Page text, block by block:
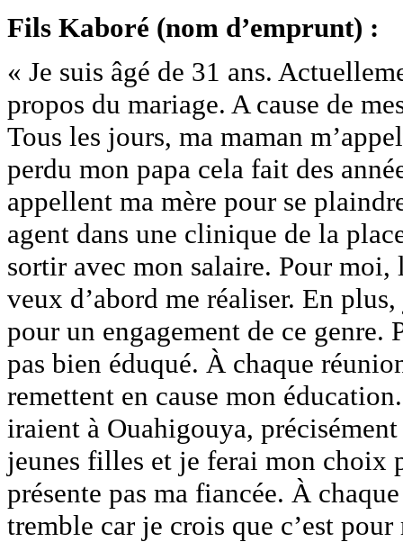
Fils Kaboré (nom d’emprunt) :
« Je suis âgé de 31 ans.
propos du mariage. A cause de
Tous les jours, ma maman
perdu mon papa cela fait des
appellent ma mère pour se
agent dans une clinique de la
sortir avec mon salaire. Pour moi,
veux d’abord me réaliser. En
pour un engagement de ce genre.
pas bien éduqué. À chaque
remettent en cause mon
iraient à Ouahigouya,
jeunes filles et je ferai mon choix
présente pas ma fiancée. À
tremble car je crois que c’est